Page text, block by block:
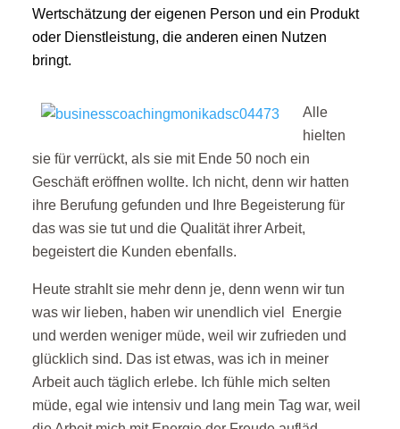
Wertschätzung der eigenen Person und ein Produkt
oder Dienstleistung, die anderen einen Nutzen
bringt.
Alle
hielten
sie für verrückt, als sie mit Ende 50 noch ein
Geschäft eröffnen wollte. Ich nicht, denn wir hatten
ihre Berufung gefunden und Ihre Begeisterung für
das was sie tut und die Qualität ihrer Arbeit,
begeistert die Kunden ebenfalls.
Heute strahlt sie mehr denn je, denn wenn wir tun
was wir lieben, haben wir unendlich viel Energie
und werden weniger müde, weil wir zufrieden und
glücklich sind. Das ist etwas, was ich in meiner
Arbeit auch täglich erlebe. Ich fühle mich selten
müde, egal wie intensiv und lang mein Tag war, weil